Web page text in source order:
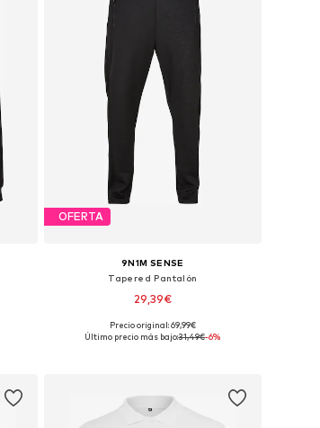
OFERTA
9N1M SENSE
Tapered Pantalón
29,39€
Tallas disponibles: 31-32, 33, 38
Precio original: 69,99€
Último precio más bajo:31,49€-6%